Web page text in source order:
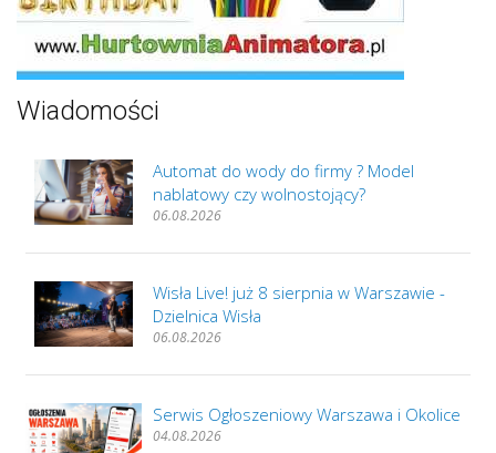
Wiadomości
Automat do wody do firmy ? Model
nablatowy czy wolnostojący?
06.08.2026
Wisła Live! już 8 sierpnia w Warszawie -
Dzielnica Wisła
06.08.2026
Serwis Ogłoszeniowy Warszawa i Okolice
04.08.2026